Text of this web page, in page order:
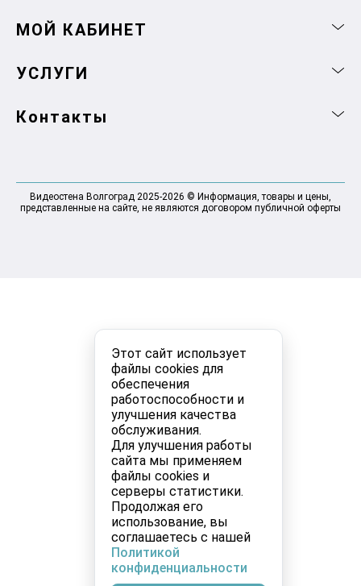
Этот сайт использует
файлы cookies для
обеспечения
работоспособности и
улучшения качества
обслуживания.
Для улучшения работы
сайта мы применяем
файлы cookies и
серверы статистики.
Продолжая его
использование, вы
соглашаетесь с нашей
Политикой
конфиденциальности
МОЙ КАБИНЕТ
УСЛУГИ
Контакты
Видеостена Волгоград 2025-2026 © Информация, товары и цены,
представленные на сайте, не являются договором публичной оферты